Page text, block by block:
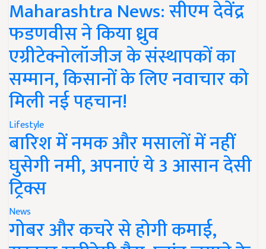
Maharashtra News: सीएम देवेंद्र
फडणवीस ने किया ध्रुव
एग्रीटेक्नोलॉजीज के संस्थापकों का
सम्मान, किसानों के लिए नवाचार को
मिली नई पहचान!
Lifestyle
बारिश में नमक और मसालों में नहीं
घुसेगी नमी, अपनाएं ये 3 आसान देसी
ट्रिक्स
News
गोबर और कचरे से होगी कमाई,